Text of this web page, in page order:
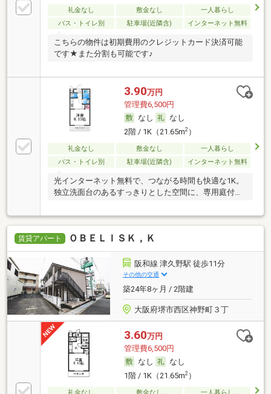
礼金なし 敷金なし
一人暮らし
バス・トイレ別
駐車場(近隣含) インターネット無料
こちらの物件は初期費用のクレジットカード決済可能
です★また分割も可能です♪
3.90万円
管理費6,500円
なし
なし
2階 / 1K（21.65m2）
礼金なし 敷金なし
一人暮らし
バス・トイレ別
駐車場(近隣含) インターネット無料
光インターネット無料で、つながる時間も快適な1K。
独立洗面台のあるすっきりとした空間に、専用庭付
賃貸アパート ＯＢＥＬＩＳＫ，Ｋ
阪和線 津久野駅 徒歩11分
その他の交通
築24年8ヶ月 / 2階建
大阪府堺市西区神野町３丁
3.60万円
管理費6,500円
なし
なし
1階 / 1K（21.65m2）